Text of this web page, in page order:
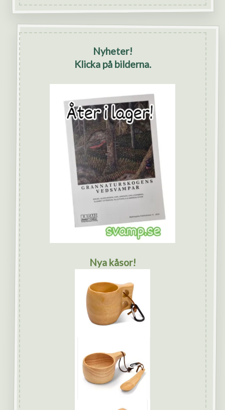
Nyheter!
Klicka på bilderna.
Nya kåsor!